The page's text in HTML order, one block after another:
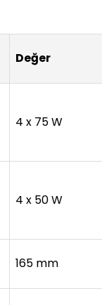
Değer
4 x 75 W
4 x 50 W
165 mm